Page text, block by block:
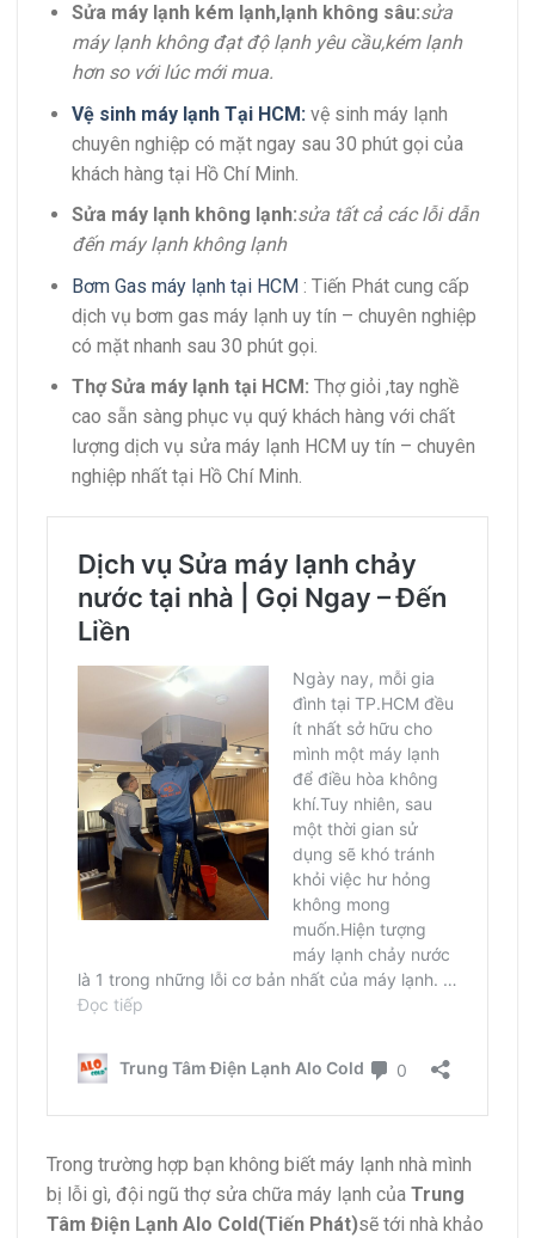
Sửa máy lạnh kém lạnh,lạnh không sâu:sửa
máy lạnh không đạt độ lạnh yêu cầu,kém lạnh
hơn so với lúc mới mua.
Vệ sinh máy lạnh Tại HCM: vệ sinh máy lạnh
chuyên nghiệp có mặt ngay sau 30 phút gọi của
khách hàng tại Hồ Chí Minh.
Sửa máy lạnh không lạnh:sửa tất cả các lỗi dẫn
đến máy lạnh không lạnh
Bơm Gas máy lạnh tại HCM: Tiến Phát cung cấp
dịch vụ bơm gas máy lạnh uy tín – chuyên nghiệp
có mặt nhanh sau 30 phút gọi.
Thợ Sửa máy lạnh tại HCM: Thợ giỏi ,tay nghề
cao sẵn sàng phục vụ quý khách hàng với chất
lượng dịch vụ sửa máy lạnh HCM uy tín – chuyên
nghiệp nhất tại Hồ Chí Minh.
Trong trường hợp bạn không biết máy lạnh nhà mình
bị lỗi gì, đội ngũ thợ sửa chữa máy lạnh của Trung
Tâm Điện Lạnh Alo Cold(Tiến Phát)sẽ tới nhà khảo